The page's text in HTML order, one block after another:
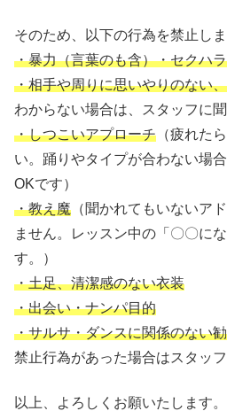
そのため、以下の行為を禁止しま
・暴力（言葉のも含）・セクハ
・相手や周りに思いやりのない
わからない場合は、スタッフに聞
・しつこいアプローチ （疲れた
い。踊りやタイプが合わない場
OKです）
・教え魔 （聞かれてもいないア
ません。レッスン中の「〇〇に
す。）
・土足、清潔感のない衣装
・出会い・ナンパ目的
・サルサ・ダンスに関係のない
禁止行為があった場合はスタッフ
以上、よろしくお願いたします。